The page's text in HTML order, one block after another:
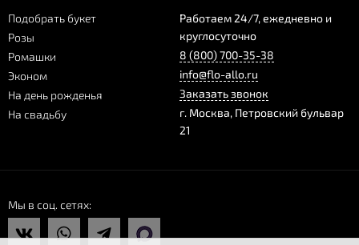
Подобрать букет
Розы
Ромашки
Эконом
На день рожденья
На свадьбу
Работаем 24/7, ежедневно и
круглосуточно
8 (800) 700-35-38
info@flo-allo.ru
Заказать звонок
г. Москва, Петровский бульвар
21
Мы в соц. сетях